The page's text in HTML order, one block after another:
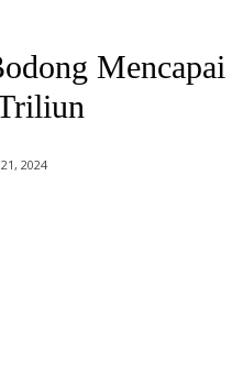
Mencapai
2024